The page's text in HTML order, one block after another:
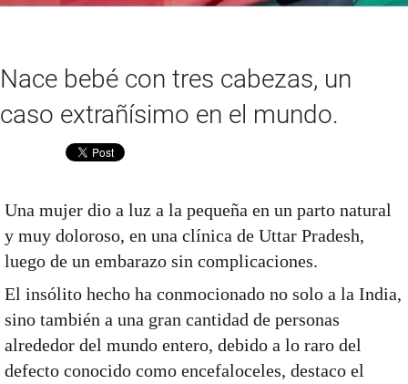
Nace bebé con tres cabezas, un
caso extrañísimo en el mundo.
Una mujer dio a luz a la pequeña en un parto natural
y muy doloroso, en una clínica de Uttar Pradesh,
luego de un embarazo sin complicaciones.
El insólito hecho ha conmocionado no solo a la India,
sino también a una gran cantidad de personas
alrededor del mundo entero, debido a lo raro del
defecto conocido como encefaloceles, destaco el